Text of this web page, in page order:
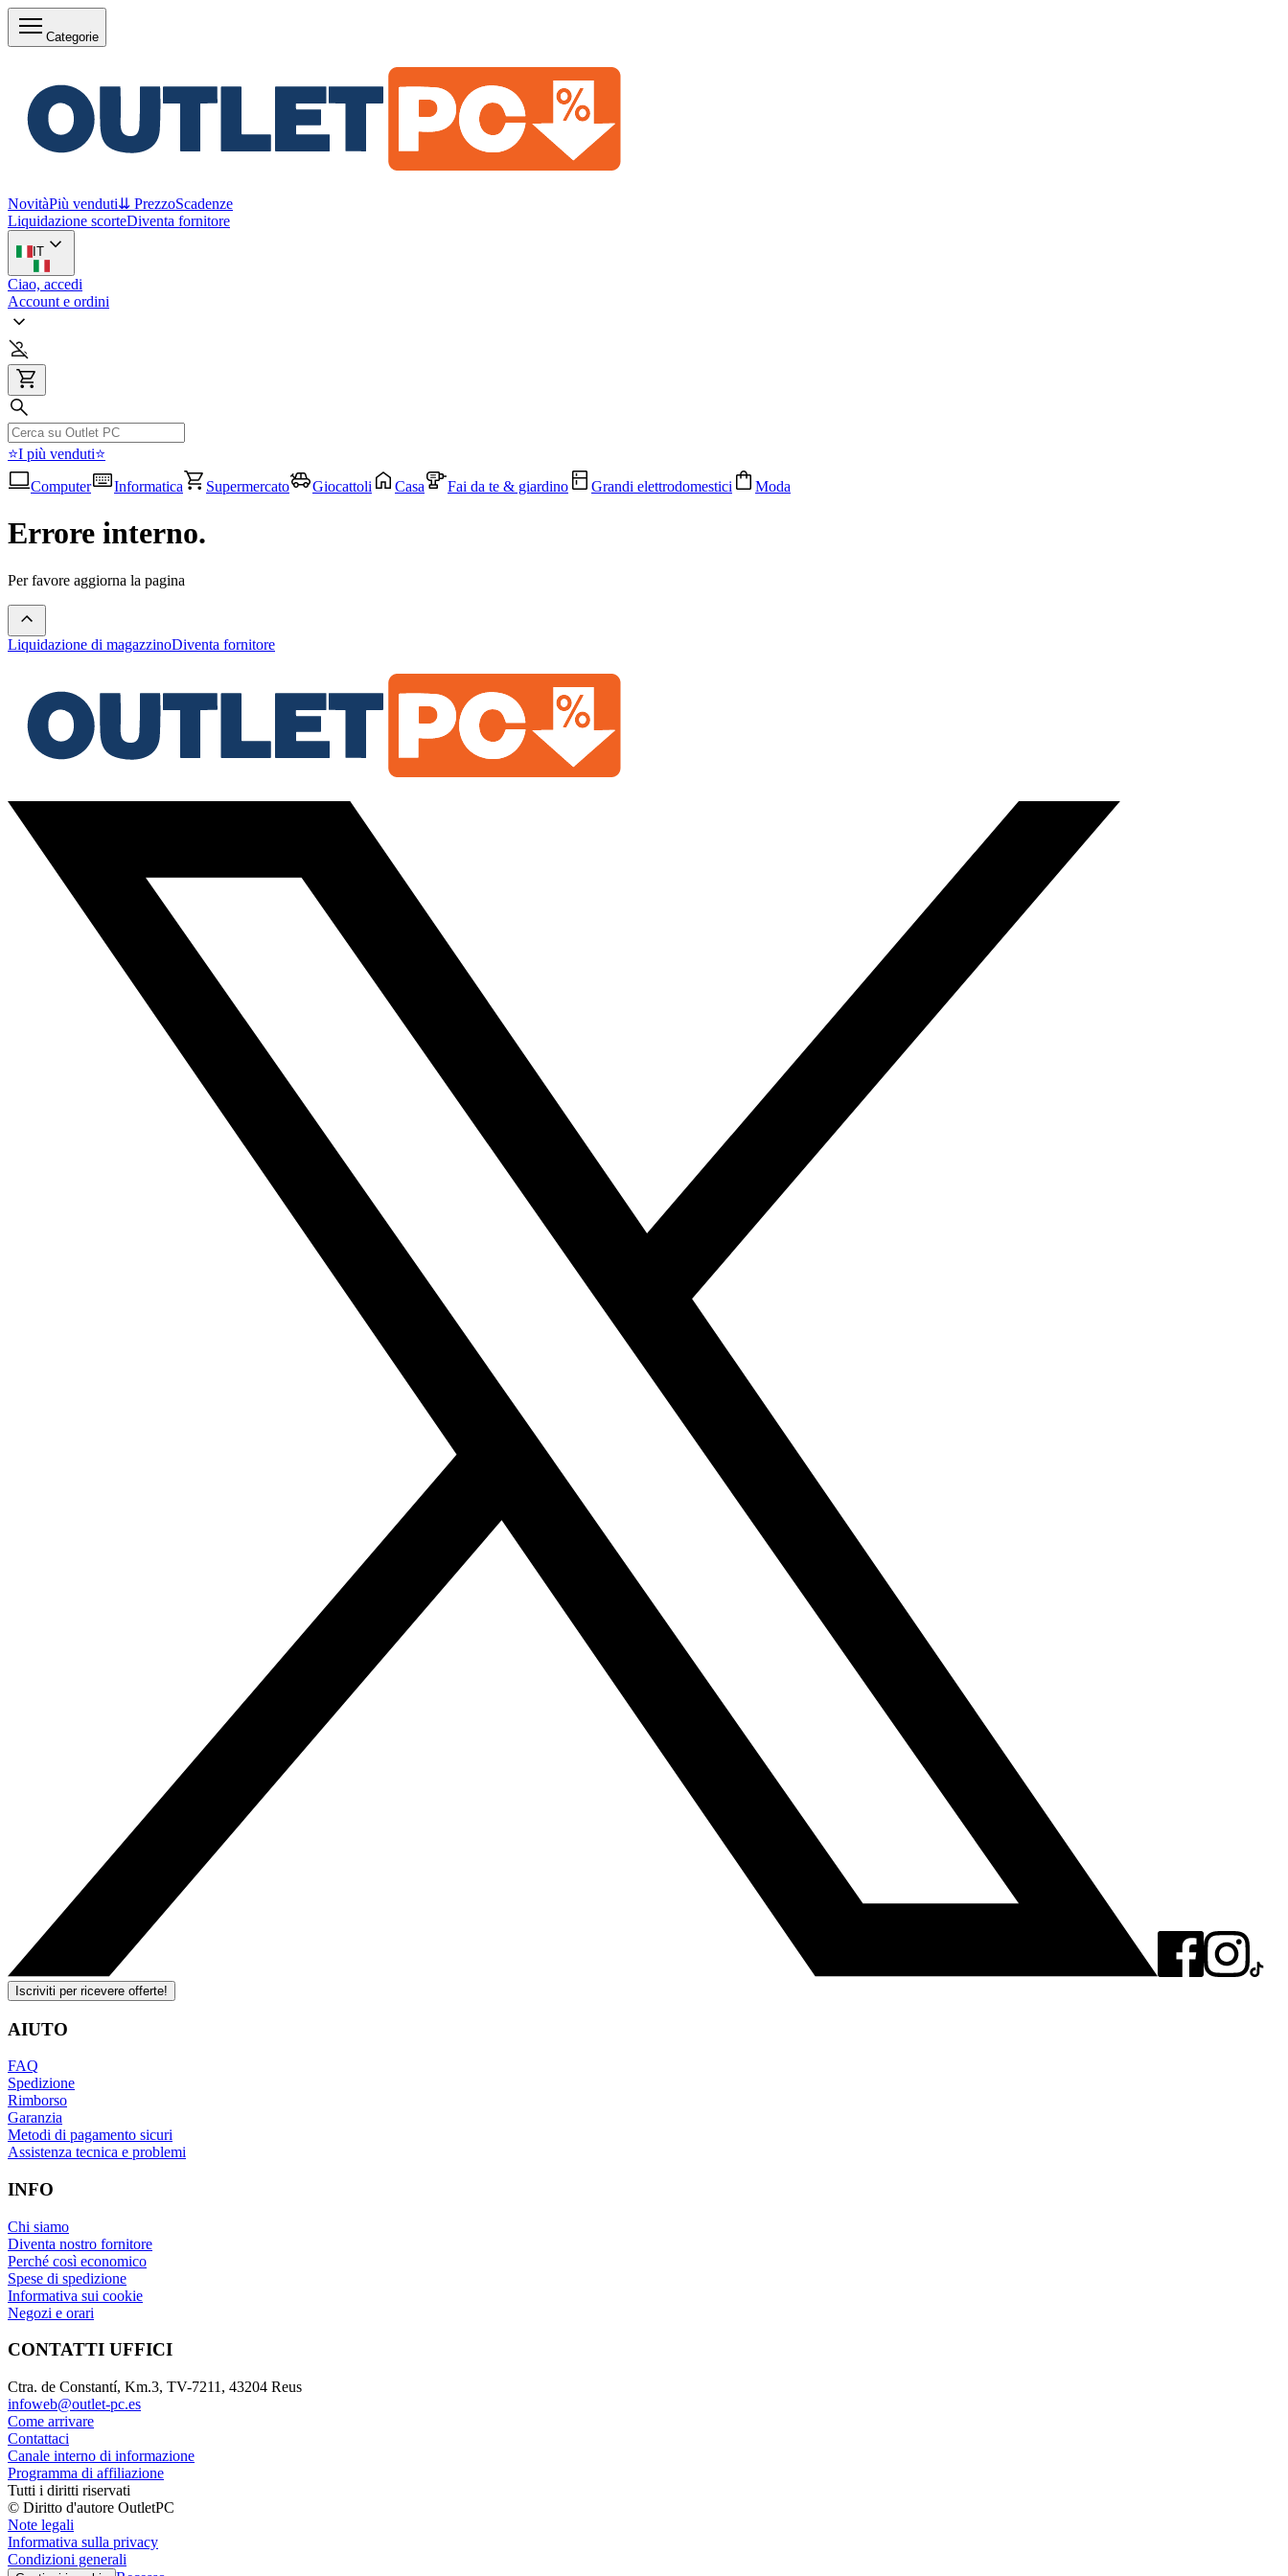
Categorie
NovitàPiù venduti⇊ PrezzoScadenze
Liquidazione scorteDiventa fornitore
IT
Ciao, accedi
Account e ordini
⭐I più venduti⭐
Computer
Informatica Supermercato Giocattoli Casa Fai da te & giardino Grandi elettrodomestici Moda
Errore interno.
Per favore aggiorna la pagina
Liquidazione di magazzinoDiventa fornitore
Iscriviti per ricevere offerte!
AIUTO
FAQ
Spedizione
Rimborso
Garanzia
Metodi di pagamento sicuri
Assistenza tecnica e problemi
INFO
Chi siamo
Diventa nostro fornitore
Perché così economico
Spese di spedizione
Informativa sui cookie
Negozi e orari
CONTATTI UFFICI
Ctra. de Constantí, Km.3, TV-7211, 43204 Reus
infoweb@outlet-pc.es
Come arrivare
Contattaci
Canale interno di informazione
Programma di affiliazione
Tutti i diritti riservati
© Diritto d'autore OutletPC
Note legali
Informativa sulla privacy
Condizioni generali